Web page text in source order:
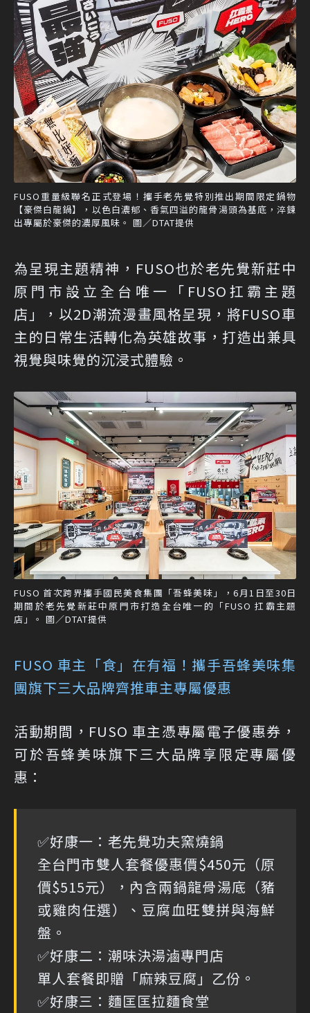
FUSO重量級聯名正式登場！攜手老先覺特別推出期間限定鍋物
【豪傑白龍鍋】，以色白濃郁、香氣四溢的龍骨湯頭為基底，淬鍊
出專屬於豪傑的濃厚風味。 圖／DTAT提供
為呈現主題精神，FUSO也於老先覺新莊中
原門市設立全台唯一「FUSO扛霸主題
店」，以2D潮流漫畫風格呈現，將FUSO車
主的日常生活轉化為英雄故事，打造出兼具
視覺與味覺的沉浸式體驗。
FUSO 首次跨界攜手國民美食集團「吾蜂美味」，6月1日至30日
期間於老先覺新莊中原門市打造全台唯一的「FUSO 扛霸主題
店」。 圖／DTAT提供
FUSO 車主「食」在有福！攜手吾蜂美味集
團旗下三大品牌齊推車主專屬優惠
活動期間，FUSO 車主憑專屬電子優惠券，
可於吾蜂美味旗下三大品牌享限定專屬優
惠：
✅好康一：老先覺功夫窯燒鍋
全台門市雙人套餐優惠價$450元（原
價$515元），內含兩鍋龍骨湯底（豬
或雞肉任選）、豆腐血旺雙拼與海鮮
盤。
✅好康二：潮味決湯滷專門店
單人套餐即贈「麻辣豆腐」乙份。
✅好康三：麵匡匡拉麵食堂